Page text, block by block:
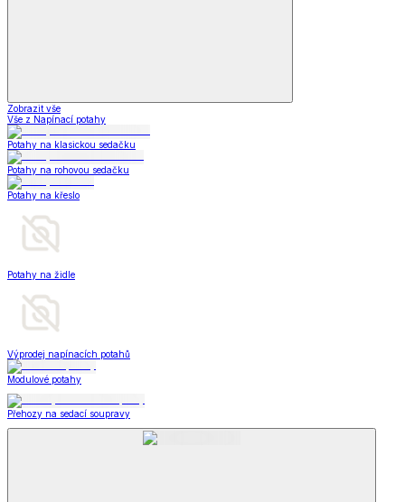
Zobrazit vše
Vše z Napínací potahy
Potahy na klasickou sedačku
Potahy na rohovou sedačku
Potahy na křeslo
Potahy na židle
Výprodej napínacích potahů
Modulové potahy
Přehozy na sedací soupravy